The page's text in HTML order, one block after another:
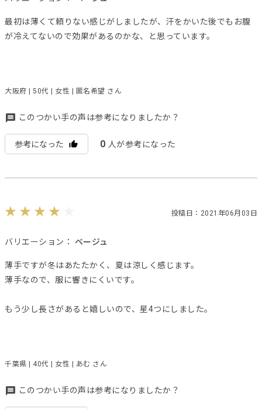
最初は薄くて頼りない感じがしましたが、汗をかいた後でもお腹
が冷えてないので効果があるのかな、と思っています。
大阪府 | 50代 | 女性 | 匿名希望 さん
このつかい手の声は参考になりましたか？
参考になった 0 人が参考になった
投稿日：2021年06月03日
バリエーション： ベージュ
薄手ですが冬はあたたかく、夏は涼しく感じます。
薄手なので、服に響きにくいです。
もう少し長さがあると嬉しいので、星4つにしました。
千葉県 | 40代 | 女性 | あむ さん
このつかい手の声は参考になりましたか？